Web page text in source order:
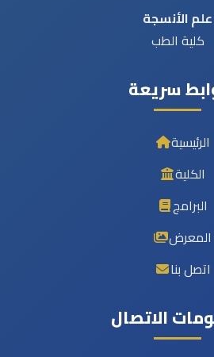
علم الأنسجة
كلية الطب
سريعة
الرئيسية
الكلية
البرامج
المعرض
اتصل بنا
الاتصال